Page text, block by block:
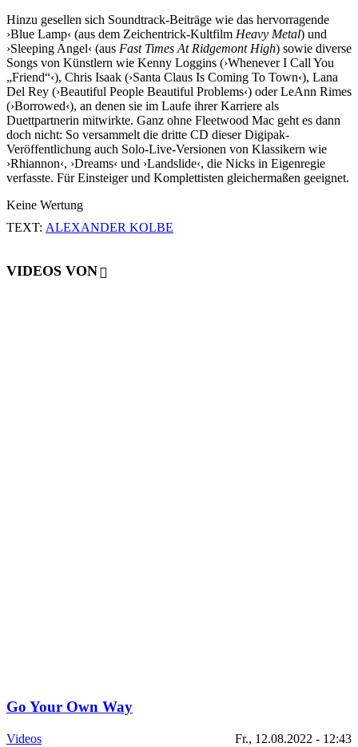
Hinzu gesellen sich Soundtrack-Beiträge wie das hervorragende
›Blue Lamp‹ (aus dem Zeichentrick-Kultfilm Heavy Metal) und
›Sleeping Angel‹ (aus Fast Times At Ridgemont High) sowie diverse
Songs von Künstlern wie Kenny Loggins (›Whenever I Call You
„Friend“‹), Chris Isaak (›Santa Claus Is Coming To Town‹), Lana
Del Rey (›Beautiful People Beautiful Problems‹) oder LeAnn Rimes
(›Borrowed‹), an denen sie im Laufe ihrer Karriere als
Duettpartnerin mitwirkte. Ganz ohne Fleetwood Mac geht es dann
doch nicht: So versammelt die dritte CD dieser Digipak-
Veröffentlichung auch Solo-Live-Versionen von Klassikern wie
›Rhiannon‹, ›Dreams‹ und ›Landslide‹, die Nicks in Eigenregie
verfasste. Für Einsteiger und Komplettisten gleichermaßen geeignet.
Keine Wertung
TEXT: ALEXANDER KOLBE
VIDEOS VON
Go Your Own Way
Videos Fr., 12.08.2022 - 12:43